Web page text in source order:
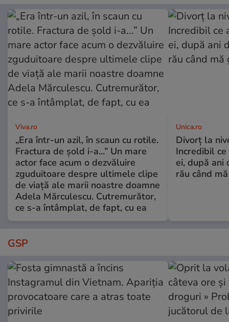
Viva.ro
„Era într-un azil, în scaun cu rotile.
Fractura de șold i-a...” Un mare
actor face acum o dezvăluire
zguduitoare despre ultimele clipe
de viață ale marii noastre doamne
Adela Mărculescu. Cutremurător,
ce s-a întâmplat, de fapt, cu ea
Unica.ro
Divorț la
Incredibil
ei, după ani
rău când
GSP